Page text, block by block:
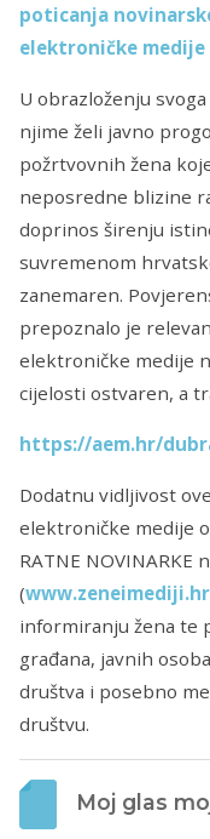
poticanja
elektroničke medije
U obrazloženju
njime želi javno
požrtvovnih žena
neposredne blizine
doprinos širenju
suvremenom
zanemaren.
prepoznalo je
elektroničke medije
cijelosti ostvaren, a
https://aem.hr/
Dodatnu vidljivost
elektroničke medije
RATNE NOVINARKE
(www.zeneimediji.hr
informiranju žena te
građana, javnih
društva i posebno
društvu.
Moj glas